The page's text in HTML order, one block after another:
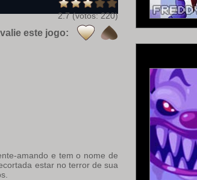
2.7(votos:220)
este jogo:
amando e tem o nome de
estar no terror de sua